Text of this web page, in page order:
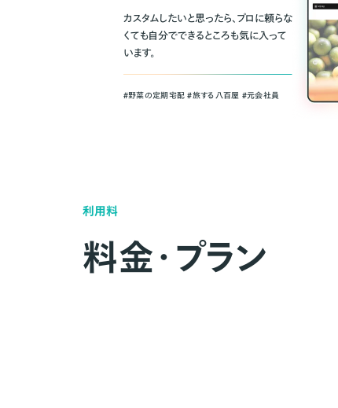
カスタムしたいと思ったら、プロに頼らな
くても自分でできるところも気に入って
います。
＃野菜の定期宅配 ＃旅する八百屋 ＃元会社員
利用料
料金・プラン